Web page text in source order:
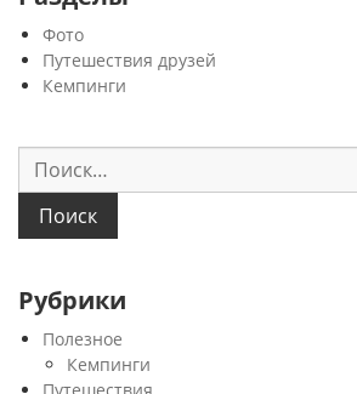
Фото
Путешествия друзей
Кемпинги
Найти:
Рубрики
Полезное
Кемпинги